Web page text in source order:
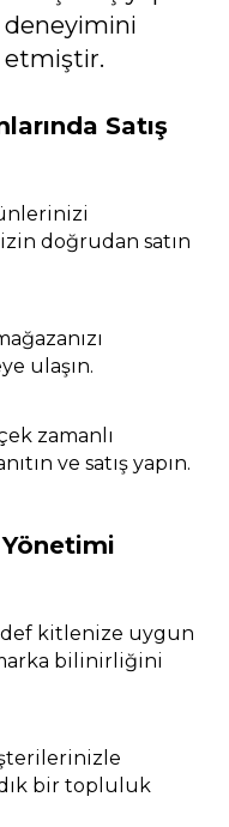
deneyimini
etmiştir.
Satış
doğrudan satın
ulaşın.
zamanlı
ve satış yapın.
kitlenize uygun
bilinirliğini
bir topluluk